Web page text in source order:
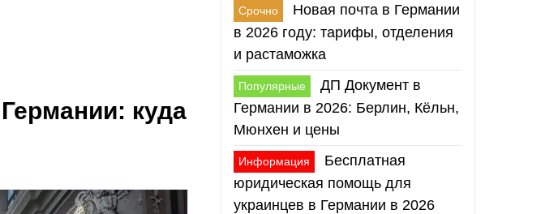
куда
Срочно
Новая почта в Германии
в 2026 году: тарифы, отделения
и растаможка
Популярные
ДП Документ в
Германии в 2026: Берлин, Кёльн,
Мюнхен и цены
Информация
Бесплатная
юридическая помощь для
украинцев в Германии в 2026